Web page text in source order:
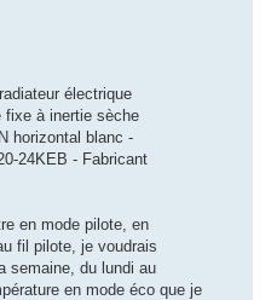
électrique
fixe à inertie sèche
horizontal blanc -
24KEB - Fabricant
en mode pilote, en
fil pilote, je voudrais
semaine, du lundi au
en mode éco que je